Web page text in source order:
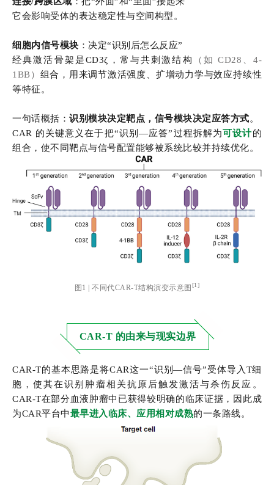
它会影响受体的表达稳定性与空间构型。
细胞内信号模块 ：决定“识别后怎么反应”
经典激活骨架是CD3ζ，常与共刺激结构
（如 CD28、4-
1BB） 组合，用来调节激活强度、扩增动力学与效应持续性
等特征。
一句话概括： 识别模块决定靶点，信号模块决定应答方式。
CAR 的关键意义在于把“识别—应答”过程拆解为可设计的
组合，使不同靶点与信号配置能够被系统比较并持续优化。
图1 | 不同代CAR-T结构演变示意图 [1]
CAR-T 的由来与现实边界
CAR-T的基本思路是将CAR这一“识别—信号”受体导入T细
胞，使其在识别肿瘤相关抗原后触发激活与杀伤反应。
CAR-T在部分血液肿瘤中已获得较明确的临床证据，因此成
为CAR平台中最早进入临床、应用相对成熟的一条路线。